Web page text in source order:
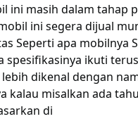
ini masih dalam tahap
ini segera dijual
Seperti apa mobilnya
spesifikasinya ikuti
dikenal dengan
kalau misalkan ada
di